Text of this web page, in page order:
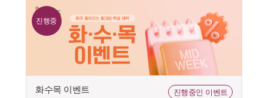
진행중
화수목 이벤트 진행중인 이벤트